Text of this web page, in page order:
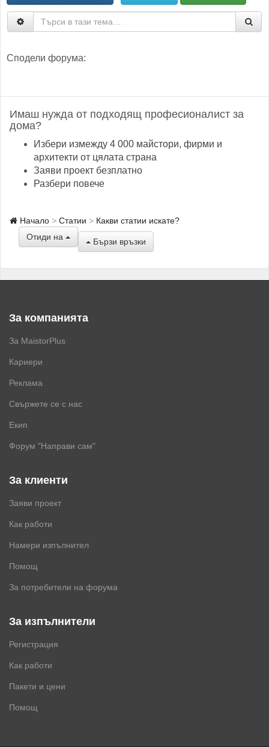
Сподели форума:
Имаш нужда от подходящ професионалист за
дома?
Избери измежду 4 000 майстори, фирми и
архитекти от цялата страна
Заяви проект безплатно
Разбери повече
Начало Статии
Какви статии искате?
Отиди на
Бързи връзки
За компанията
За MaistorPlus
Кариери
Реклама
Свържете се с нас
Екип
Форум "Направи сам"
За клиенти
Заяви проект
Как работи
Намери изпълнител
Помощ
За потребители на форума
За изпълнители
Регистрация
Как работи
Пакети и цени
Помощ